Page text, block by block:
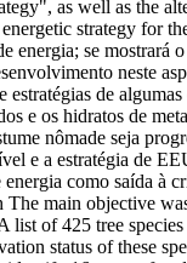
as well as the
strategy for
energia; se mostrará
neste
de
e os hidratos de
nômade seja
e a estratégia de
como saída à
The main objective
list of 425 tree
status of these